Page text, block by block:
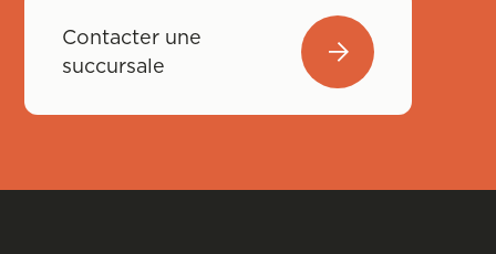
Contacter une
succursale